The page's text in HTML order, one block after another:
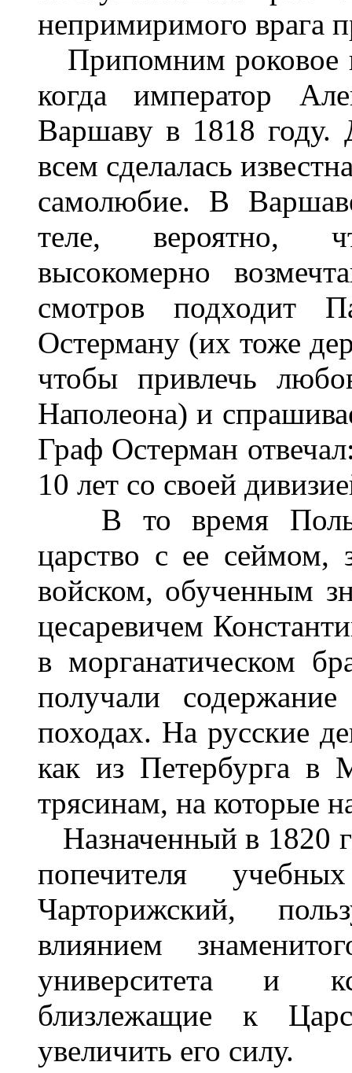
непримиримого врага
Припомним роковое
когда император
Варшаву в 1818 году.
всем сделалась
самолюбие. В
теле, вероятно,
высокомерно
смотров подходит
Остерману (их тоже
чтобы привлечь
Наполеона) и
Граф Остерман
10 лет со своей
В то время
царство с ее сеймом,
войском, обученным
цесаревичем
в морганатическом
получали
походах. На русские
как из Петербурга в
трясинам, на которые
Назначенный в 1820
попечителя
Чарторижский,
влиянием
университета и
близлежащие к
увеличить его силу.